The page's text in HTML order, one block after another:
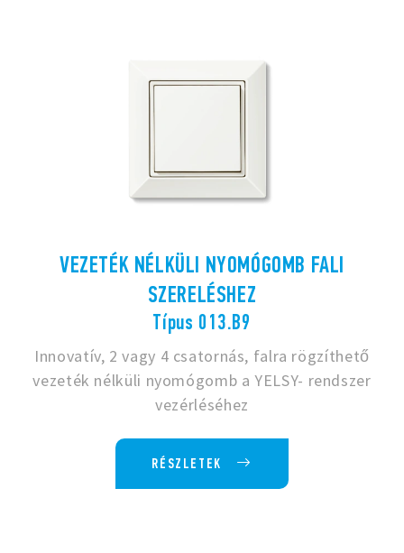
VEZETÉK NÉLKÜLI NYOMÓGOMB FALI
SZERELÉSHEZ
Típus 013.B9
Innovatív, 2 vagy 4 csatornás, falra rögzíthető
vezeték nélküli nyomógomb a YELSY- rendszer
vezérléséhez
RÉSZLETEK